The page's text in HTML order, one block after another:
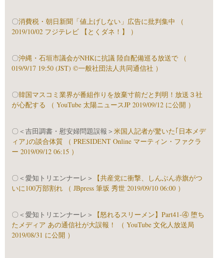
〇消費税・朝日新聞「値上げしない」広告に批判集中 （
2019/10/02 フジテレビ 【とくダネ！】 ）
〇沖縄・石垣市議会がNHKに抗議 陸自配備巡る放送で （
019/9/17 19:50 (JST) ©一般社団法人共同通信社 ）
〇韓国マスコミ業界が番組作りを放棄寸前だと判明！放送３社
が心配する （ YouTube 太陽ニュースJP 2019/09/12 に公開 ）
〇＜吉田調書・慰安婦問題誤報＞ 米国人記者が驚いた｢日本メデ
ィア｣の談合体質 （ PRESIDENT Online マーティン・ファクラ
ー 2019/09/12 06:15 ）
〇＜愛知トリエンナーレ＞
【共産党に衝撃、しんぶん赤旗がつ
いに100万部割れ （ JBpress 筆坂 秀世 2019/09/10 06:00 ）
〇＜愛知トリエンナーレ＞
【怒れるスリーメン】Part41-④ 堕ち
たメディア あの通信社が大誤報！ （ YouTube 文化人放送局
2019/08/31 に公開 ）